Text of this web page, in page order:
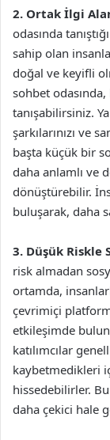
2. Ortak İlgi
odasında
sahip olan
doğal ve keyifli
sohbet
tanışabilirsiniz.
şarkılarınızı ve
başta küçük bir
daha anlamlı ve
dönüştürebilir.
buluşarak, daha
3. Düşük Riskle
risk almadan
ortamda,
çevrimiçi
etkileşimde
katılımcılar
kaybetmedikleri
hissedebilirler.
daha çekici hale